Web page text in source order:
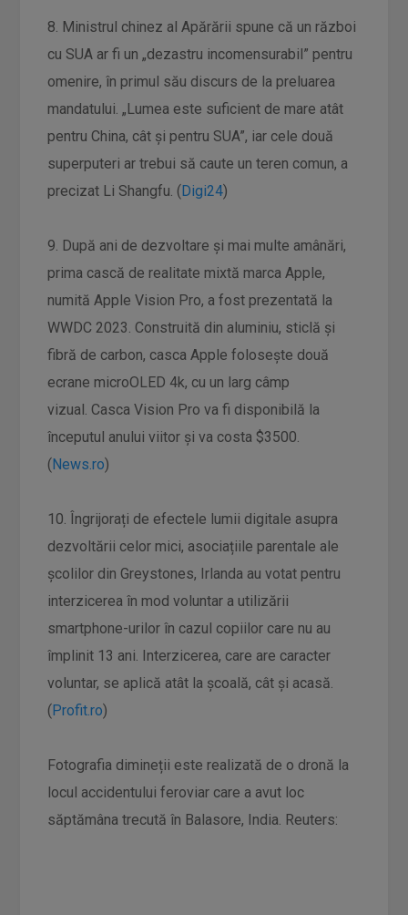
8. Ministrul chinez al Apărării spune că un război
cu SUA ar fi un „dezastru incomensurabil” pentru
omenire, în primul său discurs de la preluarea
mandatului. „Lumea este suficient de mare atât
pentru China, cât și pentru SUA”, iar cele două
superputeri ar trebui să caute un teren comun, a
precizat Li Shangfu. (Digi24)
9. După ani de dezvoltare şi mai multe amânări,
prima cască de realitate mixtă marca Apple,
numită Apple Vision Pro, a fost prezentată la
WWDC 2023. Construită din aluminiu, sticlă şi
fibră de carbon, casca Apple foloseşte două
ecrane microOLED 4k, cu un larg câmp
vizual. Casca Vision Pro va fi disponibilă la
începutul anului viitor şi va costa $3500.
(News.ro)
10. Îngrijorați de efectele lumii digitale asupra
dezvoltării celor mici, asociațiile parentale ale
școlilor din Greystones, Irlanda au votat pentru
interzicerea în mod voluntar a utilizării
smartphone-urilor în cazul copiilor care nu au
împlinit 13 ani. Interzicerea, care are caracter
voluntar, se aplică atât la școală, cât și acasă.
(Profit.ro)
Fotografia dimineții este realizată de o dronă la
locul accidentului feroviar care a avut loc
săptămâna trecută în Balasore, India. Reuters: